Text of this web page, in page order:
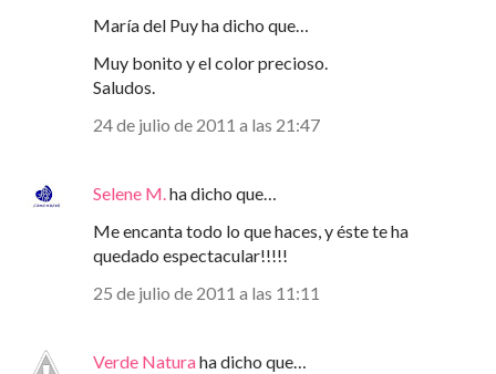
María del Puy ha dicho que…
Muy bonito y el color precioso.
Saludos.
24 de julio de 2011 a las 21:47
Selene M.ha dicho que…
Me encanta todo lo que haces, y éste te ha
quedado espectacular!!!!!
25 de julio de 2011 a las 11:11
Verde Naturaha dicho que…